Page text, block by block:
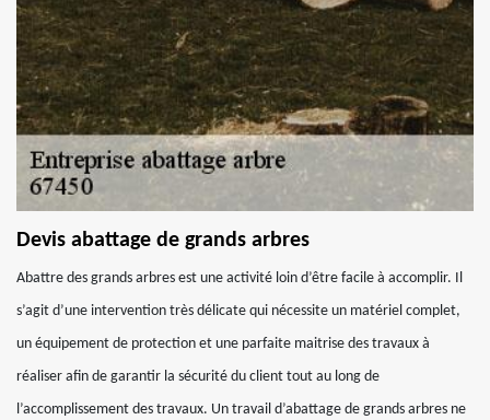
Devis abattage de grands arbres
Abattre des grands arbres est une activité loin d’être facile à accomplir. Il
s’agit d’une intervention très délicate qui nécessite un matériel complet,
un équipement de protection et une parfaite maitrise des travaux à
réaliser afin de garantir la sécurité du client tout au long de
l’accomplissement des travaux. Un travail d’abattage de grands arbres ne